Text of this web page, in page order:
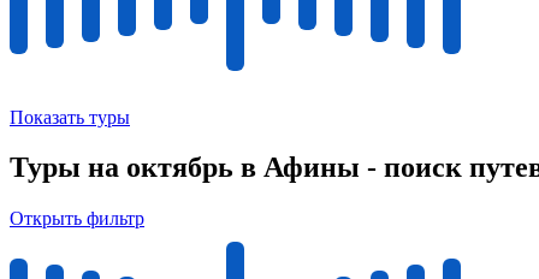
Показать туры
Туры на октябрь в Афины - поиск
Открыть фильтр